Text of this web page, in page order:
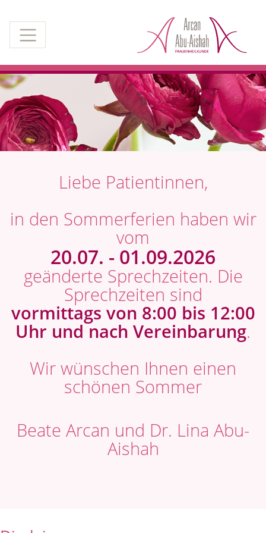
Liebe Patientinnen,
in den Sommerferien haben wir
vom
20.07. - 01.09.2026
geänderte Sprechzeiten. Die
Sprechzeiten sind
vormittags von 8:00 bis 12:00
Uhr und nach Vereinbarung.
Wir wünschen Ihnen einen
schönen Sommer
Beate Arcan und Dr. Lina Abu-
Aishah